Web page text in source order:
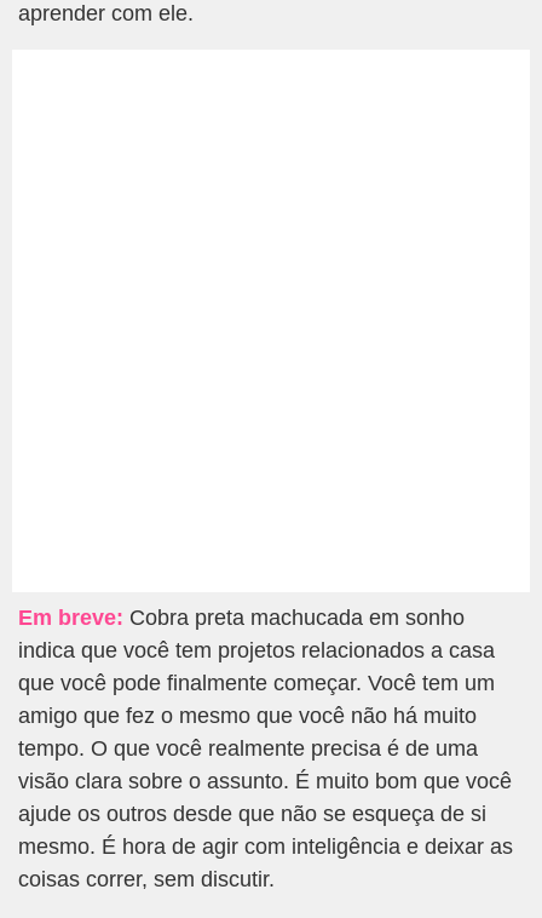
aprender com ele.
Em breve: Cobra preta machucada em sonho
indica que você tem projetos relacionados a casa
que você pode finalmente começar. Você tem um
amigo que fez o mesmo que você não há muito
tempo. O que você realmente precisa é de uma
visão clara sobre o assunto. É muito bom que você
ajude os outros desde que não se esqueça de si
mesmo. É hora de agir com inteligência e deixar as
coisas correr, sem discutir.